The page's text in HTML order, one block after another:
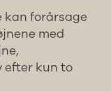
forårsage
med
efter kun to